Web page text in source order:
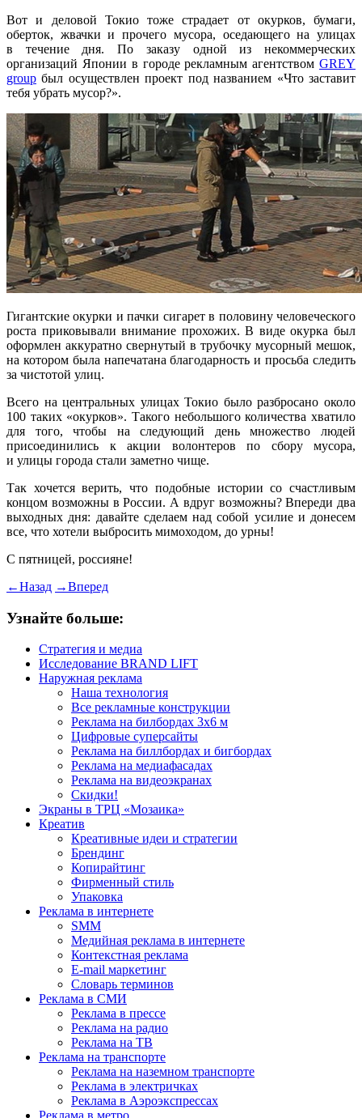
Вот и деловой Токио тоже страдает от окурков, бумаги,
оберток, жвачки и прочего мусора, оседающего на улицах
в течение дня. По заказу одной из некоммерческих
организаций Японии в городе рекламным агентством GREY
group был осуществлен проект под названием «Что заставит
тебя убрать мусор?».
Гигантские окурки и пачки сигарет в половину человеческого
роста приковывали внимание прохожих. В виде окурка был
оформлен аккуратно свернутый в трубочку мусорный мешок,
на котором была напечатана благодарность и просьба следить
за чистотой улиц.
Всего на центральных улицах Токио было разбросано около
100 таких «окурков». Такого небольшого количества хватило
для того, чтобы на следующий день множество людей
присоединились к акции волонтеров по сбору мусора,
и улицы города стали заметно чище.
Так хочется верить, что подобные истории со счастливым
концом возможны в России. А вдруг возможны? Впереди два
выходных дня: давайте сделаем над собой усилие и донесем
все, что хотели выбросить мимоходом, до урны!
С пятницей, россияне!
←Назад →Вперед
Узнайте больше:
Стратегия и медиа
Исследование BRAND LIFT
Наружная реклама
Наша технология
Все рекламные конструкции
Реклама на билбордах 3х6 м
Цифровые суперсайты
Реклама на биллбордах и бигбордах
Реклама на медиафасадах
Реклама на видеоэкранах
Скидки!
Экраны в ТРЦ «Мозаика»
Креатив
Креативные идеи и стратегии
Брендинг
Копирайтинг
Фирменный стиль
Упаковка
Реклама в интернете
SMM
Медийная реклама в интернете
Контекстная реклама
E-mail маркетинг
Словарь терминов
Реклама в СМИ
Реклама в прессе
Реклама на радио
Реклама на ТВ
Реклама на транспорте
Реклама на наземном транспорте
Реклама в электричках
Реклама в Аэроэкспрессах